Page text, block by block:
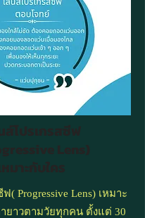
( Progressive Lens) เหมาะ
ยาวตามวัยทุกคน ตั้งแต่ 30